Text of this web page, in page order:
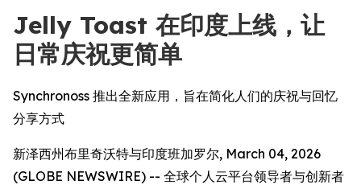
Jelly Toast 在印度上线，让
日常庆祝更简单
Synchronoss 推出全新应用，旨在简化人们的庆祝与回忆
分享方式
新泽西州布里奇沃特与印度班加罗尔, March 04, 2026
(GLOBE NEWSWIRE) -- 全球个人云平台领导者与创新者